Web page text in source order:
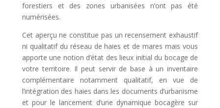
forestiers et des zones urbanisées n’ont pas été
numérisées.
Cet aperçu ne constitue pas un recensement exhaustif
ni qualitatif du réseau de haies et de mares mais vous
apporte une notion d’état des lieux initial du bocage de
votre territoire. Il peut servir de base à un inventaire
complémentaire notamment qualitatif, en vue de
l’intégration des haies dans les documents d’urbanisme
et pour le lancement d’une dynamique bocagère sur